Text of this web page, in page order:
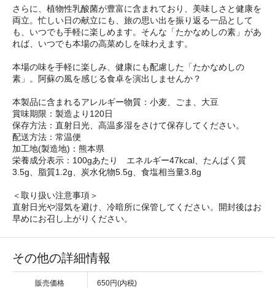
さらに、植物性乳酸菌が豊富に含まれており、美味しさと健康を
両立。忙しい日の献立にも、旅の思い出を振り返る一品として
も、いつでも手軽に楽しめます。そんな「たかなめしの素」があ
れば、いつでも本場の高菜めしを味わえます。
本場の味を手軽に楽しみ、健康にも配慮した「たかなめしの
素」。阿蘇の風を感じる食卓を演出しませんか？
本製品に含まれるアレルギー物質：小麦、ごま、大豆
賞味期限：製造より120日
保存方法：直射日光、高温多湿をさけて保存してください。
配送方法：常温便
加工地(製造地)：熊本県
栄養成分表示：100gあたり エネルギー47kcal、たんぱく質
3.5g、脂質1.2g、炭水化物5.5g、食塩相当量3.8g
＜取り扱い注意事項＞
直射日光や湿気を避け、冷暗所に保管してください。開封後はお
早めにお召し上がりください。
その他の詳細情報
販売価格 650円(内税)